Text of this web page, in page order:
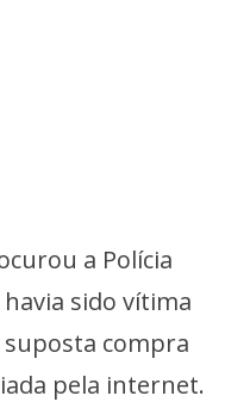
a Polícia
sido vítima
compra
pela internet.